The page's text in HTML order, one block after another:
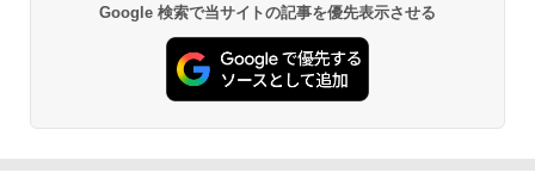
Google 検索で当サイトの記事を優先表示させる